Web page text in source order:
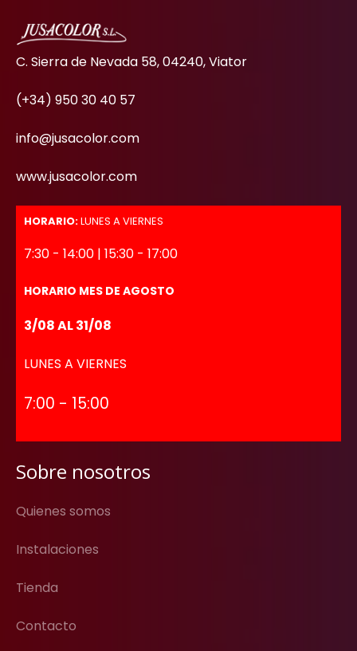
C. Sierra de Nevada 58, 04240, Viator
(+34) 950 30 40 57
info@jusacolor.com
www.jusacolor.com
HORARIO:LUNES A VIERNES
7:30 - 14:00 | 15:30 - 17:00
HORARIO MES DE AGOSTO
3/08 AL 31/08
LUNES A VIERNES
7:00 - 15:00
Sobre nosotros
Quienes somos
Instalaciones
Tienda
Contacto